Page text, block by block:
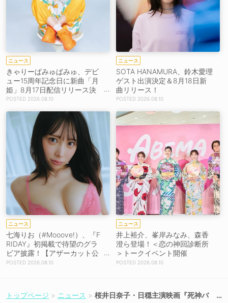
ニュース
きゃりーぱみゅぱみゅ、デビ
ュー15周年記念日に新曲「月
姫」8月17日配信リリース決
定！
2026.08.10
ニュース
SOTA HANAMURA、鈴木愛理
ゲスト出演決定＆8月18日新
曲リリース！
2026.08.10
ニュース
七海りお（#Mooove!）、『F
RIDAY』初掲載で待望のグラ
ビア披露！【アザーカット公
開】
2026.08.10
ニュース
井上裕介、峯岸みなみ、森香
澄ら登場！＜恋の神回診断所
＞トークイベント開催
2026.08.10
トップページ ニュース
桜井日奈子・日穏主演映画『死神バ